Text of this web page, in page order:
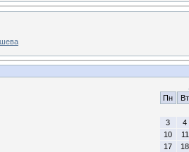
Пн
Вт
3
4
10
11
17
18